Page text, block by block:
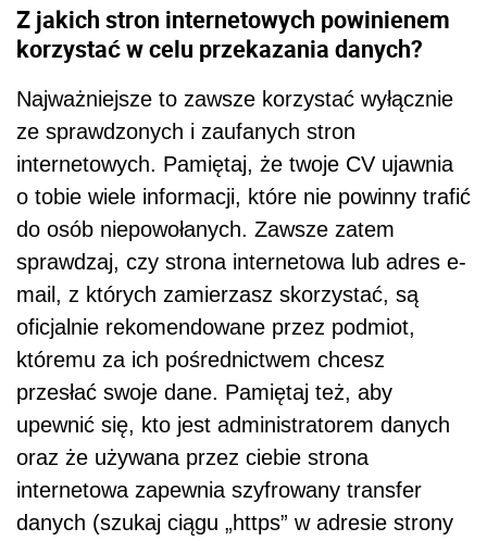
Z jakich stron internetowych powinienem
korzystać w celu przekazania danych?
Najważniejsze to zawsze korzystać wyłącznie
ze sprawdzonych i zaufanych stron
internetowych. Pamiętaj, że twoje CV ujawnia
o tobie wiele informacji, które nie powinny trafić
do osób niepowołanych. Zawsze zatem
sprawdzaj, czy strona internetowa lub adres e-
mail, z których zamierzasz skorzystać, są
oficjalnie rekomendowane przez podmiot,
któremu za ich pośrednictwem chcesz
przesłać swoje dane. Pamiętaj też, aby
upewnić się, kto jest administratorem danych
oraz że używana przez ciebie strona
internetowa zapewnia szyfrowany transfer
danych (szukaj ciągu „https” w adresie strony